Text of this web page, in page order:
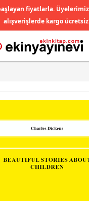
fiyatlarla.
alışverişlerde kargo